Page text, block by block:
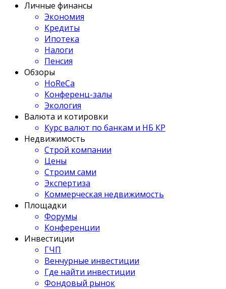
Личные финансы
Экономия
Кредиты
Ипотека
Налоги
Пенсия
Обзоры
HoReCa
Конференц-залы
Экология
Валюта и котировки
Курс валют по банкам и НБ КР
Недвижимость
Строй компании
Цены
Строим сами
Экспертиза
Коммерческая недвижимость
Площадки
Форумы
Конференции
Инвестиции
ГЧП
Венчурные инвестиции
Где найти инвестиции
Фондовый рынок